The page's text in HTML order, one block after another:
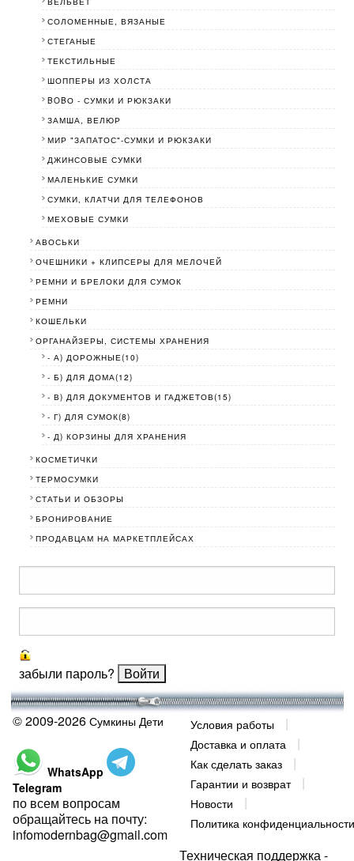
СОЛОМЕННЫЕ, ВЯЗАНЫЕ
СТЕГАНЫЕ
ТЕКСТИЛЬНЫЕ
ШОППЕРЫ ИЗ ХОЛСТА
BOBО - СУМКИ И РЮКЗАКИ
ЗАМША, ВЕЛЮР
МИР "ЗАПАТОС"-СУМКИ И РЮКЗАКИ
ДЖИНСОВЫЕ СУМКИ
МАЛЕНЬКИЕ СУМКИ
СУМКИ, КЛАТЧИ ДЛЯ ТЕЛЕФОНОВ
МЕХОВЫЕ СУМКИ
АВОСЬКИ
ОЧЕШНИКИ + КЛИПСЕРЫ ДЛЯ МЕЛОЧЕЙ
РЕМНИ И БРЕЛОКИ ДЛЯ СУМОК
РЕМНИ
КОШЕЛЬКИ
ОРГАНАЙЗЕРЫ, СИСТЕМЫ ХРАНЕНИЯ
- А) ДОРОЖНЫЕ(10)
- Б) ДЛЯ ДОМА(12)
- В) ДЛЯ ДОКУМЕНТОВ И ГАДЖЕТОВ(15)
- Г) ДЛЯ СУМОК(8)
- Д) КОРЗИНЫ ДЛЯ ХРАНЕНИЯ
КОСМЕТИЧКИ
ТЕРМОСУМКИ
СТАТЬИ И ОБЗОРЫ
БРОНИРОВАНИЕ
ПРОДАВЦАМ НА МАРКЕТПЛЕЙСАХ
забыли пароль?
© 2009-2026 Сумкины Дети
WhatsApp
Telegram
по всем вопросам
обращайтесь на почту:
infomodernbag@gmail.com
Условия работы
Доставка и оплата
Как сделать заказ
Гарантии и возврат
Новости
Политика конфиденциальности
Техническая поддержка -